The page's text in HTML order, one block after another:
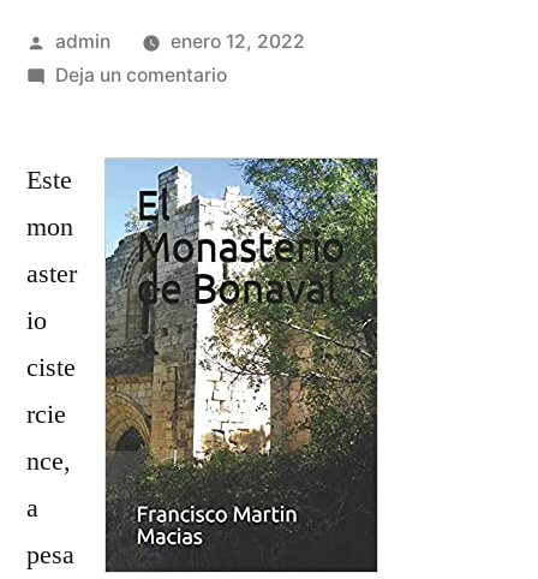
Publicado
por
admin
enero 12, 2022
Deja un comentarioen
Monasterio
de
Bonaval
Este
mon
aster
io
ciste
rcie
nce,
a
pesa